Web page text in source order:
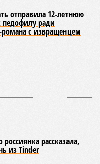
отправила 12-летнюю
педофилу ради
с извращенцем
рассказала,
из Tinder